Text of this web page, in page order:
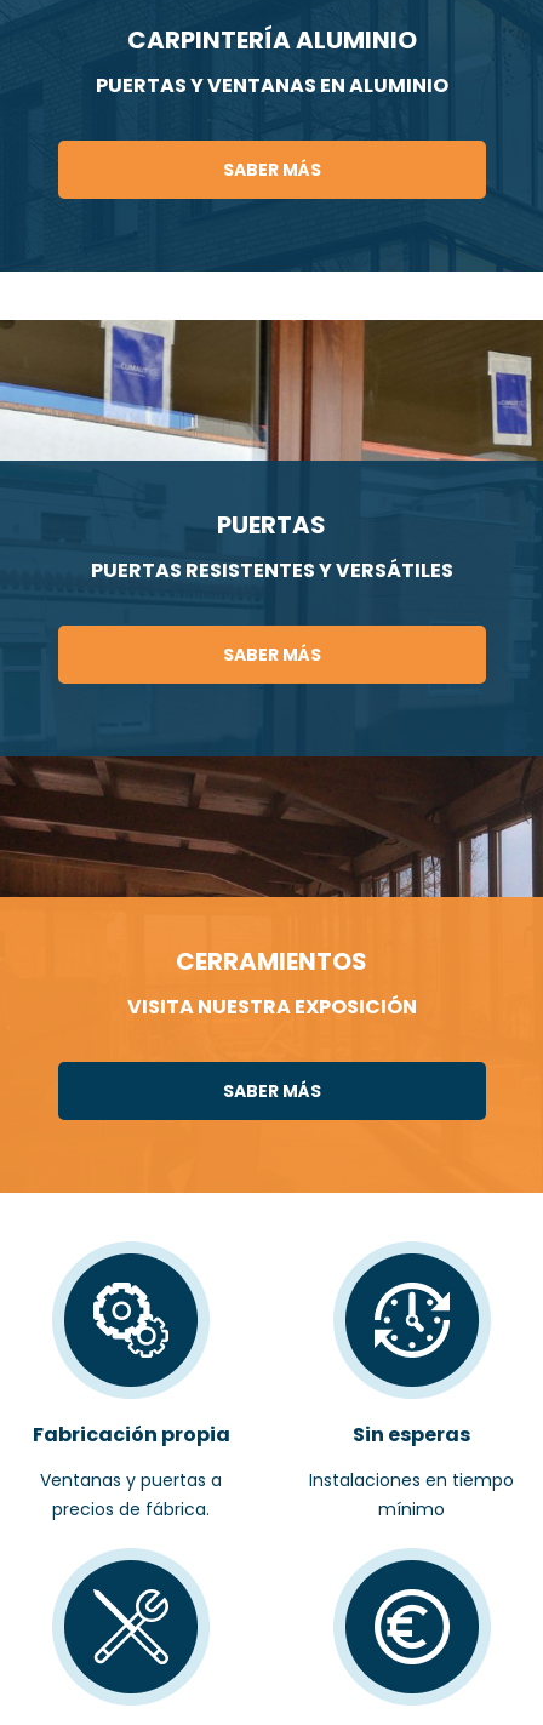
CARPINTERÍA ALUMINIO
PUERTAS Y VENTANAS EN ALUMINIO
SABER MÁS
PUERTAS
PUERTAS RESISTENTES Y VERSÁTILES
SABER MÁS
CERRAMIENTOS
VISITA NUESTRA EXPOSICIÓN
SABER MÁS
Fabricación propia
Ventanas y puertas a
precios de fábrica.
Sin esperas
Instalaciones en tiempo
mínimo